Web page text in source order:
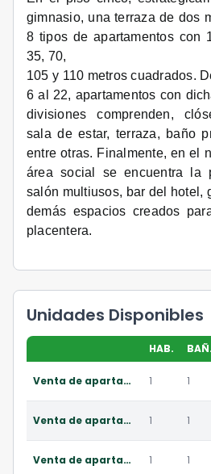
gimnasio, una terraza de dos
8 tipos de apartamentos con
35, 70,
105 y 110 metros cuadrados.
6 al 22, apartamentos con
divisiones comprenden,
sala de estar, terraza, baño
entre otras. Finalmente, en el
área social se encuentra la
salón multiusos, bar del hotel,
demás espacios creados
placentera.
Unidades Disponibles
HAB. BAÑ.
Venta de apartamento sector de piantini, santo domingo. 1 1
Venta de apartamento sector de piantini, santo domingo. 1 1
Venta de apartamento sector de piantini, santo domingo. 1 1